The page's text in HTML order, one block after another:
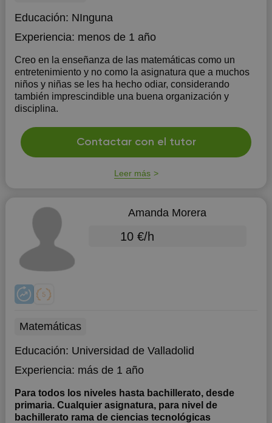
Educación: NInguna
Experiencia: menos de 1 año
Creo en la enseñanza de las matemáticas como un
entretenimiento y no como la asignatura que a muchos
niños y niñas se les ha hecho odiar, considerando
también imprescindible una buena organización y
disciplina.
Contactar con el tutor
Leer más
Amanda Morera
10 €/h
Matemáticas
Educación: Universidad de Valladolid
Experiencia: más de 1 año
Para todos los niveles hasta bachillerato, desde
primaria. Cualquier asignatura, para nivel de
bachillerato rama de ciencias tecnológicas